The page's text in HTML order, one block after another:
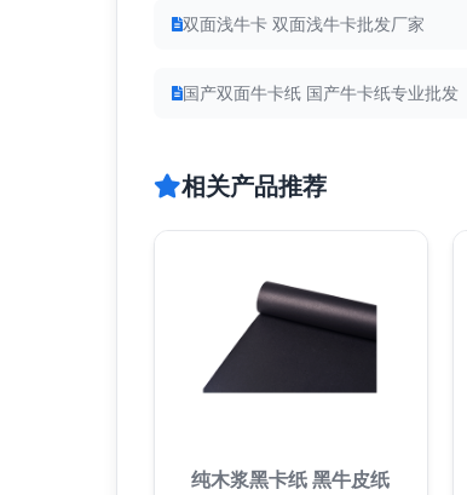
双面浅牛卡 双面浅牛卡批发厂家
国产双面牛卡纸 国产牛卡纸专业批发
相关产品推荐
纯木浆黑卡纸 黑牛皮纸